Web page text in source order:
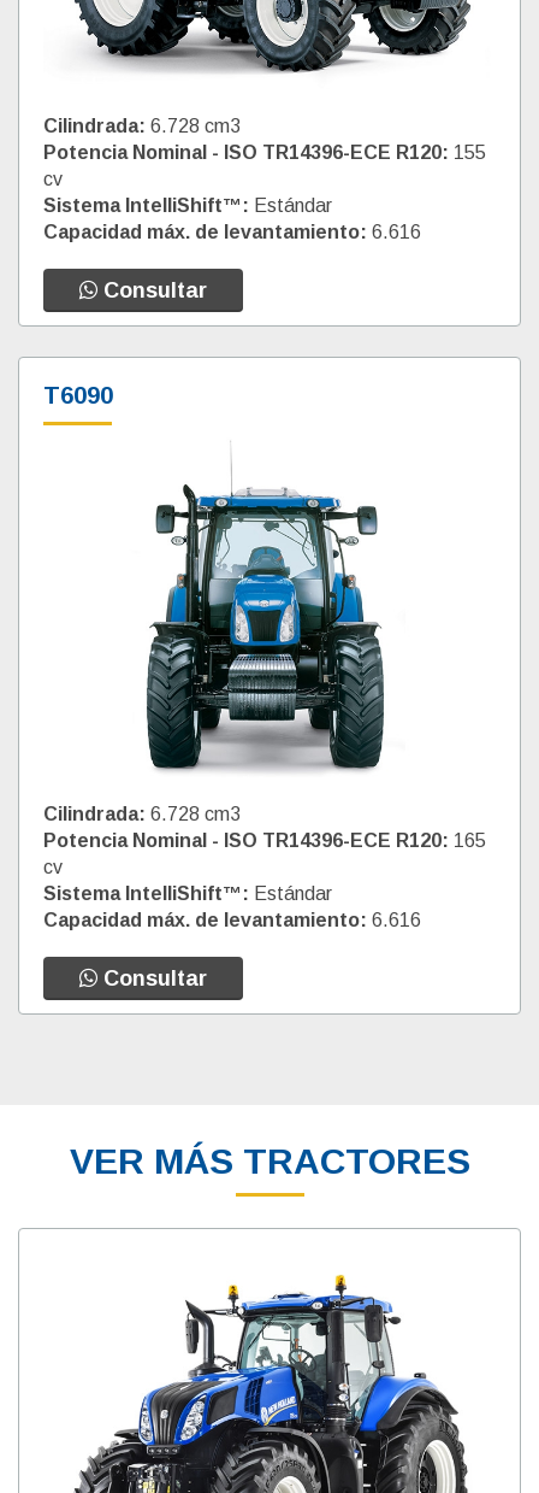
Cilindrada: 6.728 cm3
Potencia Nominal - ISO TR14396-ECE R120: 155
cv
Sistema IntelliShift™: Estándar
Capacidad máx. de levantamiento: 6.616
Consultar
T6090
Cilindrada: 6.728 cm3
Potencia Nominal - ISO TR14396-ECE R120: 165
cv
Sistema IntelliShift™: Estándar
Capacidad máx. de levantamiento: 6.616
Consultar
VER MÁS TRACTORES